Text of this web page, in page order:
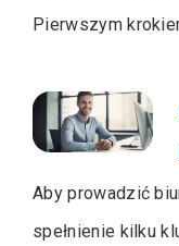
Pierwszym
Aby prowadzić
spełnienie kilku